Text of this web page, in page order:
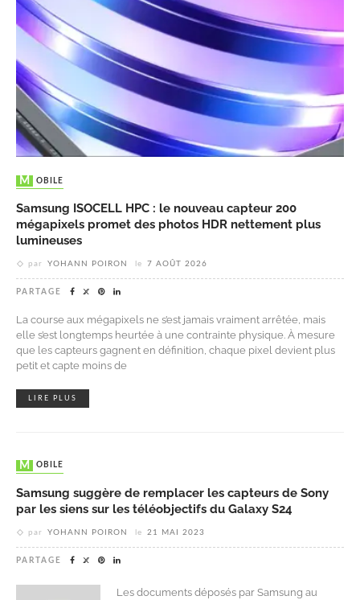
MOBILE
Samsung ISOCELL HPC : le nouveau capteur 200
mégapixels promet des photos HDR nettement plus
lumineuses
par YOHANN POIRON le 7 AOÛT 2026
PARTAGE
La course aux mégapixels ne s’est jamais vraiment arrêtée, mais
elle s’est longtemps heurtée à une contrainte physique. À mesure
que les capteurs gagnent en définition, chaque pixel devient plus
petit et capte moins de
LIRE PLUS
MOBILE
Samsung suggère de remplacer les capteurs de Sony
par les siens sur les téléobjectifs du Galaxy S24
par YOHANN POIRON le 21 MAI 2023
PARTAGE
Les documents déposés par Samsung au